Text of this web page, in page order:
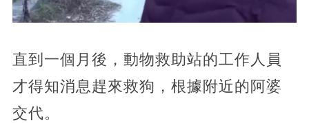
直到一個月後，動物救助站的工作人員
才得知消息趕來救狗，根據附近的阿婆
交代。